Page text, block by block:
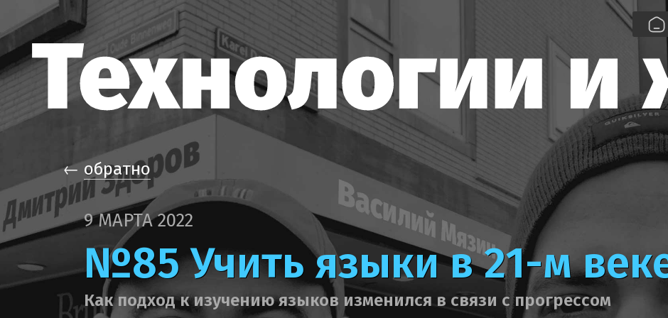
← обратно
9 МАРТА 2022
№85 Учить языки в 21-м
Как подход к изучению языков изменился в связи с прогрессом